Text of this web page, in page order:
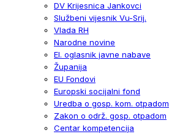
DV Krijesnica Jankovci
Službeni vijesnik Vu-Srij.
Vlada RH
Narodne novine
El. oglasnik javne nabave
Županija
EU Fondovi
Europski socijalni fond
Uredba o gosp. kom. otpadom
Zakon o održ. gosp. otpadom
Centar kompetencija